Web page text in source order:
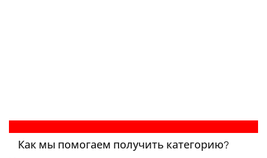
Как мы помогаем получить категорию?